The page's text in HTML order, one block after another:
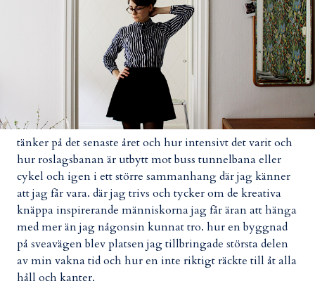
tänker på det senaste året och hur intensivt det varit och
hur roslagsbanan är utbytt mot buss tunnelbana eller
cykel och igen i ett större sammanhang där jag känner
att jag får vara. där jag trivs och tycker om de kreativa
knäppa inspirerande människorna jag får äran att hänga
med mer än jag någonsin kunnat tro. hur en byggnad
på sveavägen blev platsen jag tillbringade största delen
av min vakna tid och hur en inte riktigt räckte till åt alla
håll och kanter.